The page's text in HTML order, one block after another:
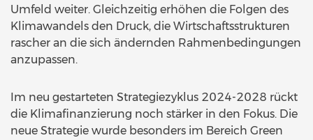
Umfeld weiter. Gleichzeitig erhöhen die Folgen des
Klimawandels den Druck, die Wirtschaftsstrukturen
rascher an die sich ändernden Rahmenbedingungen
anzupassen.
Im neu gestarteten Strategiezyklus 2024-2028 rückt
die Klimafinanzierung noch stärker in den Fokus. Die
neue Strategie wurde besonders im Bereich Green